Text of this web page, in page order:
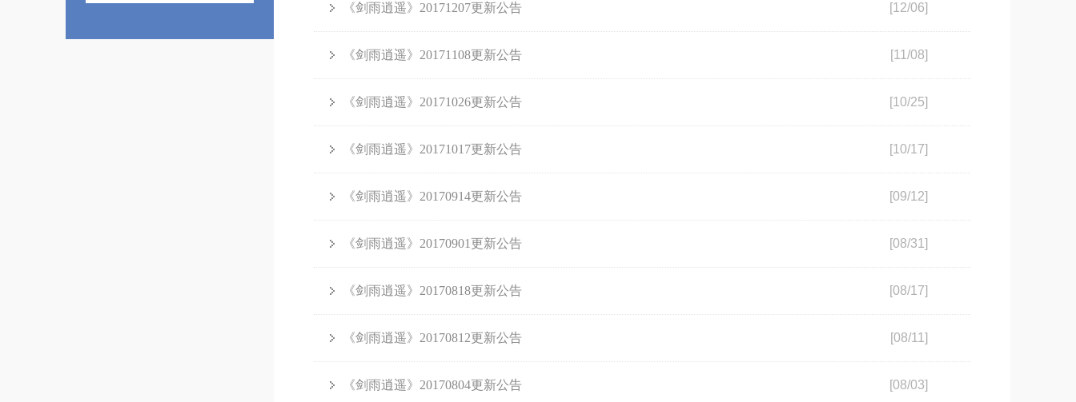
[12/06]
《剑雨逍遥》20171207更新公告
[11/08]
《剑雨逍遥》20171108更新公告
[10/25]
《剑雨逍遥》20171026更新公告
[10/17]
《剑雨逍遥》20171017更新公告
[09/12]
《剑雨逍遥》20170914更新公告
[08/31]
《剑雨逍遥》20170901更新公告
[08/17]
《剑雨逍遥》20170818更新公告
[08/11]
《剑雨逍遥》20170812更新公告
[08/03]
《剑雨逍遥》20170804更新公告